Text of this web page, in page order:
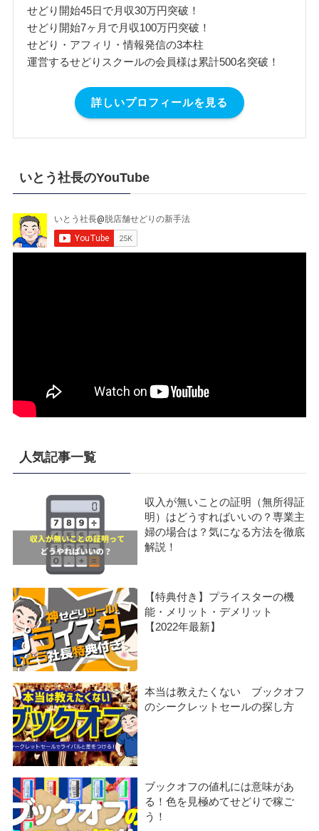
せどり開始45日で月収30万円突破！
せどり開始7ヶ月で月収100万円突破！
せどり・アフィリ・情報発信の3本柱
運営するせどりスクールの会員様は累計500名突破！
詳しいプロフィールを見る
いとう社長のYouTube
人気記事一覧
収入が無いことの証明（無所得証
明）はどうすればいいの？専業主
婦の場合は？気になる方法を徹底
解説！
【特典付き】プライスターの機
能・メリット・デメリット
【2022年最新】
本当は教えたくない ブックオフ
のシークレットセールの探し方
ブックオフの値札には意味があ
る！色を見極めてせどりで稼ご
う！